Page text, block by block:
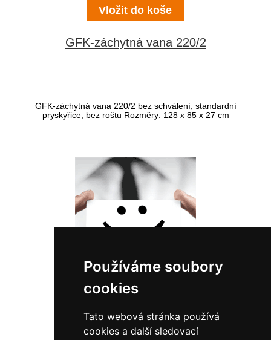
Používáme soubory
cookies
Tato webová stránka používá
cookies a další sledovací
GFK-záchytná vana 220/2
GFK-záchytná vana 220/2 bez schválení, standardní
pryskyřice, bez roštu Rozměry: 128 x 85 x 27 cm
6 695,00 Kč bez DPH